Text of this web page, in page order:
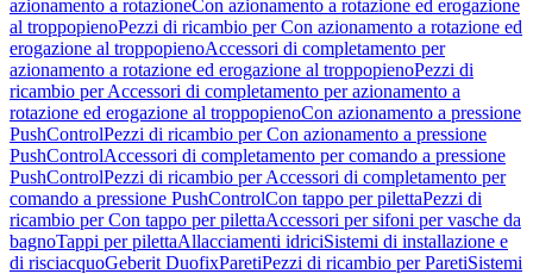
azionamento a rotazioneCon azionamento a rotazione ed erogazione
al troppopienoPezzi di ricambio per Con azionamento a rotazione ed
erogazione al troppopienoAccessori di completamento per
azionamento a rotazione ed erogazione al troppopienoPezzi di
ricambio per Accessori di completamento per azionamento a
rotazione ed erogazione al troppopienoCon azionamento a pressione
PushControlPezzi di ricambio per Con azionamento a pressione
PushControlAccessori di completamento per comando a pressione
PushControlPezzi di ricambio per Accessori di completamento per
comando a pressione PushControlCon tappo per pilettaPezzi di
ricambio per Con tappo per pilettaAccessori per sifoni per vasche da
bagnoTappi per pilettaAllacciamenti idriciSistemi di installazione e
di risciacquoGeberit DuofixParetiPezzi di ricambio per ParetiSistemi